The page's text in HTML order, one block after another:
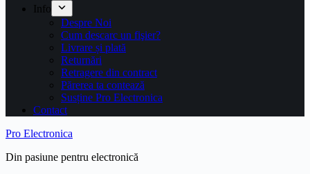
Info
Despre Noi
Cum descarc un fişier?
Livrare și plată
Returnări
Retragere din contract
Părerea ta contează
Susține Pro Electronica
Contact
Pro Electronica
Din pasiune pentru electronică